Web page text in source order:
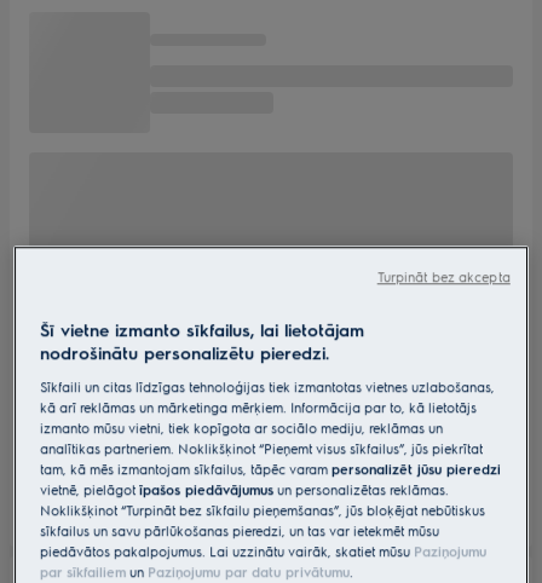
Šī vietne izmanto sīkfailus, lai lietotājam
nodrošinātu personalizētu pieredzi.
Sīkfaili un citas līdzīgas tehnoloģijas tiek izmantotas vietnes uzlabošanas,
kā arī reklāmas un mārketinga mērķiem. Informācija par to, kā lietotājs
izmanto mūsu vietni, tiek kopīgota ar sociālo mediju, reklāmas un
analītikas partneriem. Noklikšķinot “Pieņemt visus sīkfailus”, jūs piekrītat
tam, kā mēs izmantojam sīkfailus, tāpēc varampersonalizēt jūsu pieredzi
vietnē, pielāgotīpašos piedāvājumus un personalizētas reklāmas.
Noklikšķinot “Turpināt bez sīkfailu pieņemšanas”, jūs bloķējat nebūtiskus
sīkfailus un savu pārlūkošanas pieredzi, un tas var ietekmēt mūsu
piedāvātos pakalpojumus. Lai uzzinātu vairāk, skatiet mūsu Paziņojumu
par sīkfailiem un Paziņojumu par datu privātumu.
Turpināt bez akcepta